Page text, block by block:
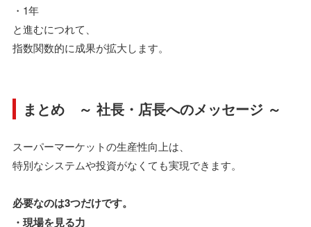
・1年
と進むにつれて、
指数関数的に成果が拡大します。
まとめ ～ 社長・店長へのメッセージ ～
スーパーマーケットの生産性向上は、
特別なシステムや投資がなくても実現できます。
必要なのは3つだけです。
・現場を見る力